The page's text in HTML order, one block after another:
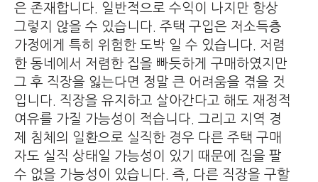
은 존재합니다. 일반적으로 수익이 나지만 항상
그렇지 않을 수 있습니다. 주택 구입은 저소득층
가정에게 특히 위험한 도박 일 수 있습니다. 저렴
한 동네에서 저렴한 집을 빠듯하게 구매하였지만
그 후 직장을 잃는다면 정말 큰 어려움을 겪을 것
입니다. 직장을 유지하고 살아간다고 해도 재정적
여유를 가질 가능성이 적습니다. 그리고 지역 경
제 침체의 일환으로 실직한 경우 다른 주택 구매
자도 실직 상태일 가능성이 있기 때문에 집을 팔
수 없을 가능성이 있습니다. 즉, 다른 직장을 구할